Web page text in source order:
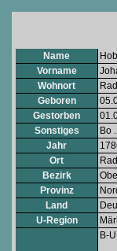
Name
Vorname
Wohnort
Geboren
Gestorben
Sonstiges
Bo
Jahr
Ort
Bezirk
Provinz
Land
U-Region
B-